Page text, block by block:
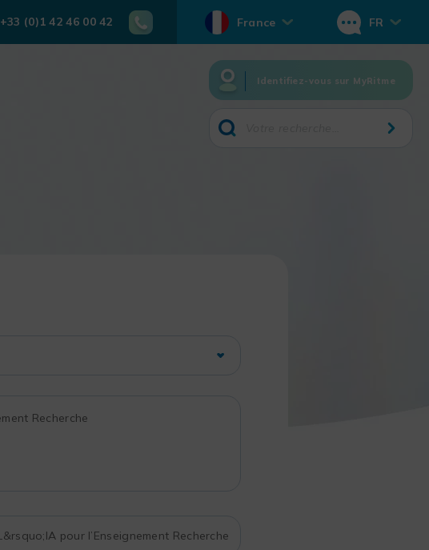
+33 (0)1 42 46 00 42 France FR
Identifiez-vous sur MyRitme